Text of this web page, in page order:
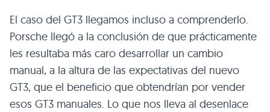
El caso del GT3 llegamos incluso a comprenderlo.
Porsche llegó a la conclusión de que prácticamente
les resultaba más caro desarrollar un cambio
manual, a la altura de las expectativas del nuevo
GT3, que el beneficio que obtendrían por vender
esos GT3 manuales. Lo que nos lleva al desenlace